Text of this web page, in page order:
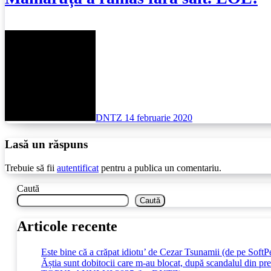
DNTZ 14 februarie 2020
Lasă un răspuns
Trebuie să fii autentificat pentru a publica un comentariu.
Caută
Caută
Articole recente
Este bine că a crăpat idiotu’ de Cezar Tsunamii (de pe
Ăștia sunt dobitocii care m-au blocat, după scandalul din